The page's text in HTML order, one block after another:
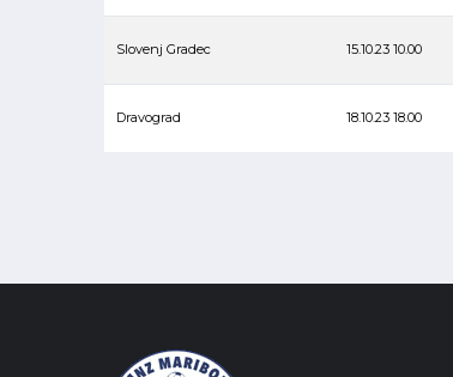
Slovenj Gradec 15.10.23 10.00
Dravograd 18.10.23 18.00